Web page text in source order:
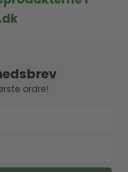
ordre!